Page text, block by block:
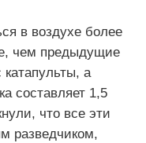
в воздухе более
чем предыдущие
а
составляет 1,5
что все эти
разведчиком,